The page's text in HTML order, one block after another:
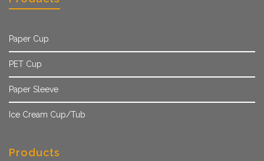
Paper Cup
PET Cup
Paper Sleeve
Ice Cream Cup/Tub
Products